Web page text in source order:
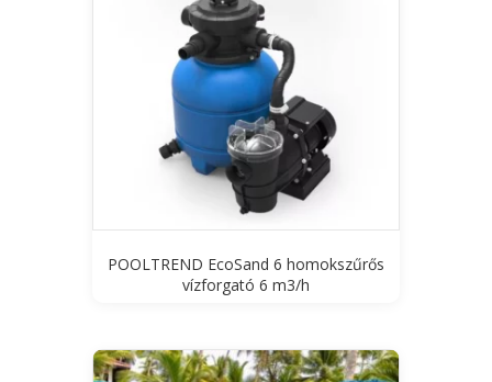
POOLTREND EcoSand 6 homokszűrős
vízforgató 6 m3/h